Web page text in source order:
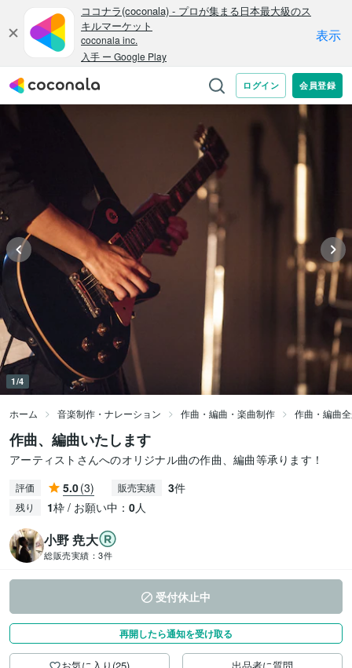
1/4
ホーム 音楽制作・ナレーション 作曲・編曲・楽曲制作 作曲・編曲
作曲、編曲いたします
アーティストさんへのオリジナル曲の作曲、編曲等承ります！
評価 5.0(3) 販売実績 3件
残り 1枠 / お願い中： 0人
小野 尭大
総販売実績： 3件
受付休止中
再開したら通知を受け取る